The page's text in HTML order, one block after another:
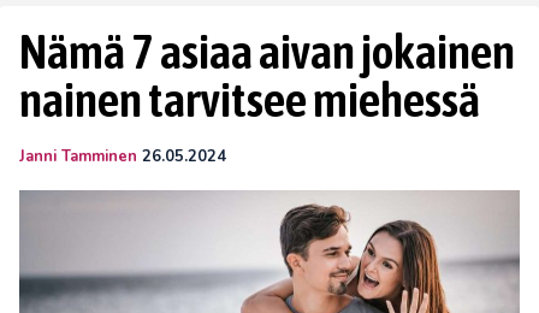
Nämä 7 asiaa aivan jokainen
nainen tarvitsee miehessä
Janni Tamminen 26.05.2024